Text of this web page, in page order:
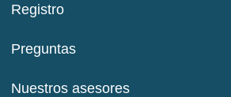
Registro
Preguntas
Nuestros asesores